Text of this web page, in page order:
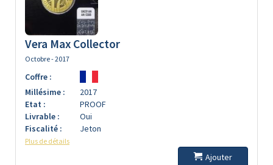
Vera Max Collector
Octobre - 2017
Coffre :
Millésime :
2017
Etat :
PROOF
Livrable :
Oui
Fiscalité :
Jeton
Plus de détails
Ajouter